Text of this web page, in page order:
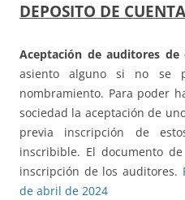
DEPOSITO DE
Aceptación de auditores de
asiento alguno si no se
nombramiento. Para poder
sociedad la aceptación de
previa inscripción de
inscribible. El documento
inscripción de los auditores.
de abril de 2024